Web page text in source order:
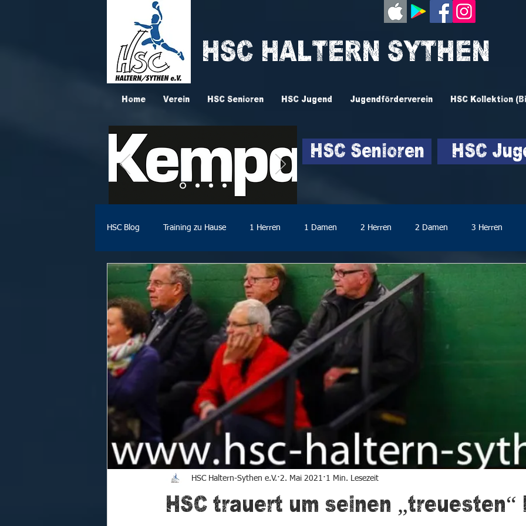
Home Verein HSC Senioren HSC Jugend Jugendförderverein HSC Kollektion
HSC HALTERN SYTHEN
HSC Senioren HSC
HSC Blog Training zu Hause 1 Herren 1 Damen 2 Herren 2 Damen 3 Herren
Jugend Partille Jugendturnier GME-Cup Schiedsrichter
HSC trauert um seinen „treuesten“
HSC Haltern-Sythen e.V. 2. Mai 2021 1 Min. Lesezeit